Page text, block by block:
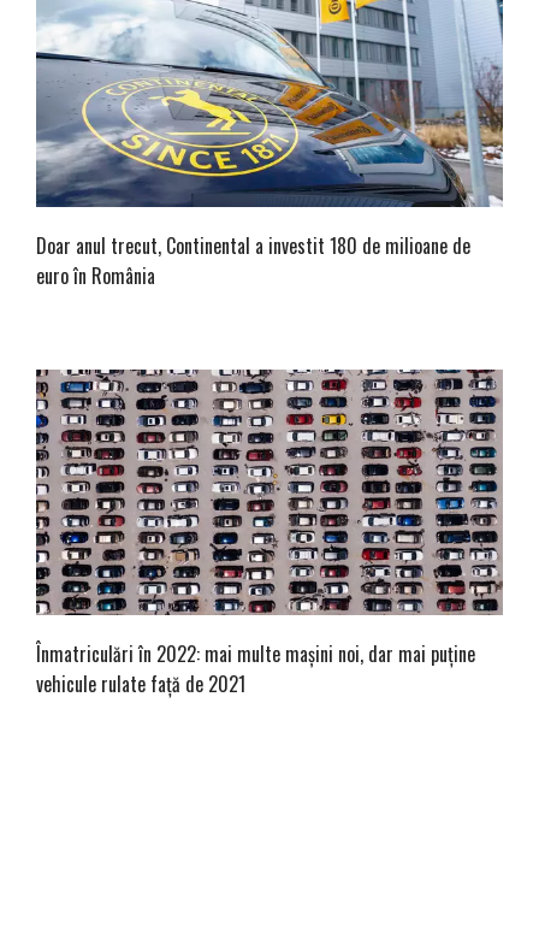
Doar anul trecut, Continental a investit 180 de milioane de
euro în România
Înmatriculări în 2022: mai multe mașini noi, dar mai puține
vehicule rulate față de 2021